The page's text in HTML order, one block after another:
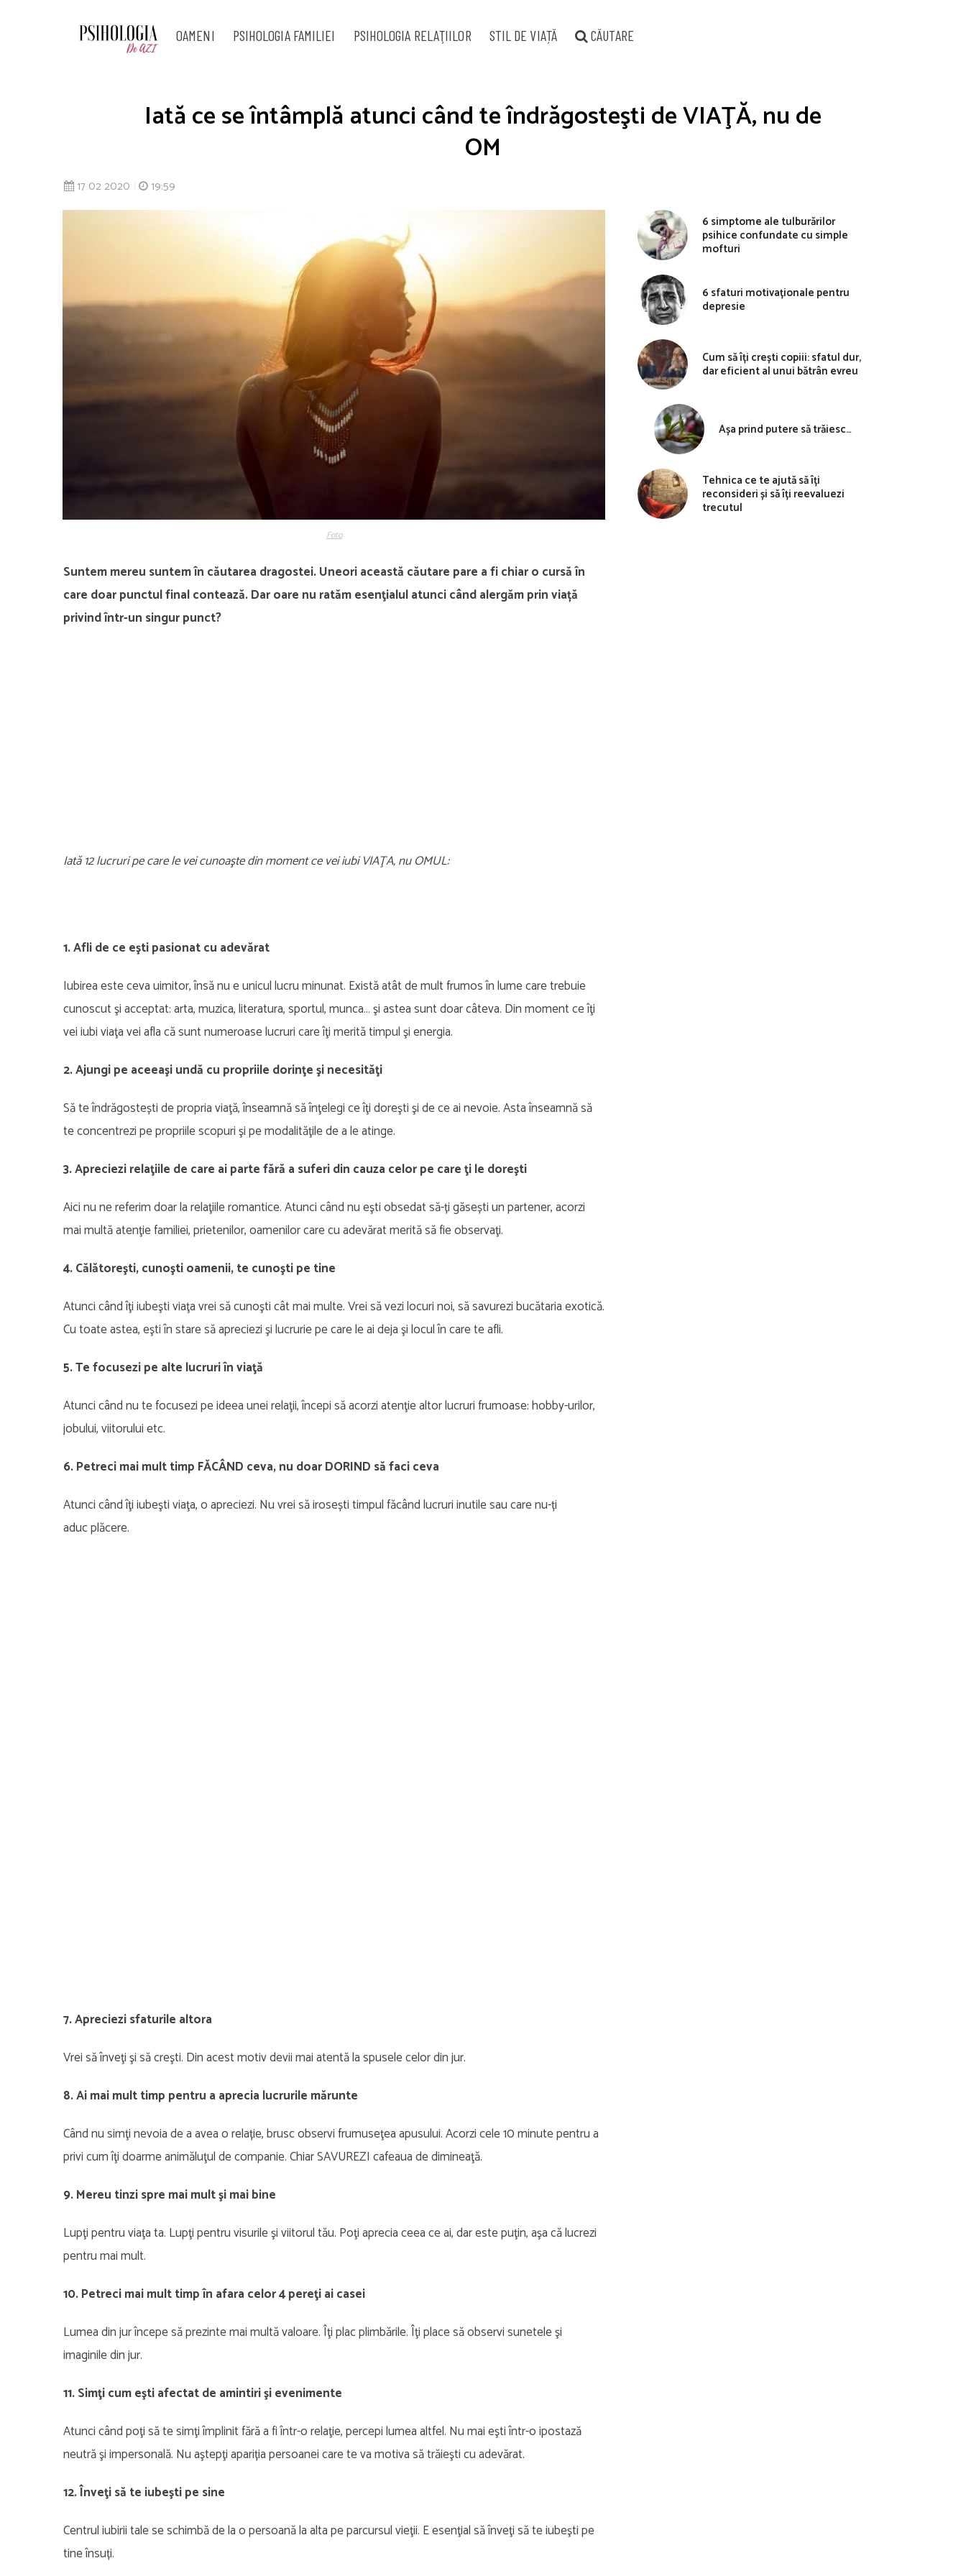
OAMENI PSIHOLOGIA FAMILIEI PSIHOLOGIA RELAŢIILOR STIL DE VIAȚĂ CĂUTARE
Iată ce se întâmplă atunci când te îndrăgosteşti de VIAŢĂ, nu de
OM
17 02 2020 19:59
Foto
Suntem mereu suntem în căutarea dragostei. Uneori această căutare pare a fi chiar o cursă în
care doar punctul final contează. Dar oare nu ratăm esenţialul atunci când alergăm prin viață
privind într-un singur punct?
Iată 12 lucruri pe care le vei cunoaşte din moment ce vei iubi VIAŢA, nu OMUL:
1. Afli de ce eşti pasionat cu adevărat
Iubirea este ceva uimitor, însă nu e unicul lucru minunat. Există atât de mult frumos în lume care trebuie
cunoscut şi acceptat: arta, muzica, literatura, sportul, munca… şi astea sunt doar câteva. Din moment ce îţi
vei iubi viaţa vei afla că sunt numeroase lucruri care îţi merită timpul şi energia.
2. Ajungi pe aceeaşi undă cu propriile dorinţe şi necesităţi
Să te îndrăgostești de propria viaţă, înseamnă să înţelegi ce îţi doreşti şi de ce ai nevoie. Asta înseamnă să
te concentrezi pe propriile scopuri şi pe modalităţile de a le atinge.
3. Apreciezi relaţiile de care ai parte fără a suferi din cauza celor pe care ţi le doreşti
Aici nu ne referim doar la relaţiile romantice. Atunci când nu eşti obsedat să-ți găsești un partener, acorzi
mai multă atenţie familiei, prietenilor, oamenilor care cu adevărat merită să fie observaţi.
4. Călătoreşti, cunoşti oamenii, te cunoşti pe tine
Atunci când îţi iubeşti viaţa vrei să cunoşti cât mai multe. Vrei să vezi locuri noi, să savurezi bucătaria exotică.
Cu toate astea, eşti în stare să apreciezi şi lucrurie pe care le ai deja şi locul în care te afli.
5. Te focusezi pe alte lucruri în viaţă
Atunci când nu te focusezi pe ideea unei relaţii, începi să acorzi atenţie altor lucruri frumoase: hobby-urilor,
jobului, viitorului etc.
6. Petreci mai mult timp FĂCÂND ceva, nu doar DORIND să faci ceva
Atunci când îţi iubeşti viaţa, o apreciezi. Nu vrei să irosești timpul făcând lucruri inutile sau care nu-ți
aduc plăcere.
7. Apreciezi sfaturile altora
Vrei să înveţi şi să creşti. Din acest motiv devii mai atentă la spusele celor din jur.
8. Ai mai mult timp pentru a aprecia lucrurile mărunte
Când nu simţi nevoia de a avea o relație, brusc observi frumuseţea apusului. Acorzi cele 10 minute pentru a
privi cum îţi doarme animăluţul de companie. Chiar SAVUREZI cafeaua de dimineaţă.
9. Mereu tinzi spre mai mult şi mai bine
Lupţi pentru viaţa ta. Lupţi pentru visurile şi viitorul tău. Poţi aprecia ceea ce ai, dar este puţin, aşa că lucrezi
pentru mai mult.
10. Petreci mai mult timp în afara celor 4 pereţi ai casei
Lumea din jur începe să prezinte mai multă valoare. Îţi plac plimbările. Îţi place să observi sunetele şi
imaginile din jur.
11. Simţi cum eşti afectat de amintiri şi evenimente
Atunci când poţi să te simţi împlinit fără a fi într-o relaţie, percepi lumea altfel. Nu mai eşti într-o ipostază
neutră şi impersonală. Nu aştepţi apariția persoanei care te va motiva să trăieşti cu adevărat.
12. Înveţi să te iubeşti pe sine
Centrul iubirii tale se schimbă de la o persoană la alta pe parcursul vieţii. E esenţial să înveţi să te iubeşti pe
tine însuți.
6 simptome ale tulburărilor
psihice confundate cu simple
mofturi
6 sfaturi motivaționale pentru
depresie
Cum să îți crești copiii: sfatul dur,
dar eficient al unui bătrân evreu
Așa prind putere să trăiesc…
Tehnica ce te ajută să îți
reconsideri și să îți reevaluezi
trecutul